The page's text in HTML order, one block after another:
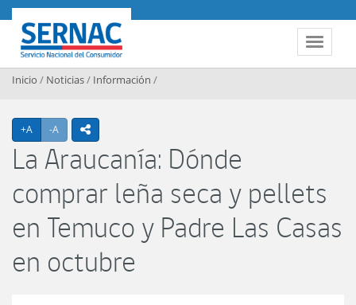
Contenido principal
Toggle
SERNAC
Inicio / Noticias/ Información /
+A Agrandar texto
-A Achicar textoicono compartir
La Araucanía: Dónde
comprar leña seca y pellets
en Temuco y Padre Las Casas
en octubre